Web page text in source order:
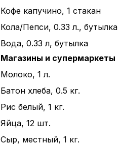
Кофе капучино, 1 стакан
Кола/Пепси, 0.33 л., бутылка
Вода, 0.33 л, бутылка
Магазины и супермаркеты
Молоко, 1 л.
Батон хлеба, 0.5 кг.
Рис белый, 1 кг.
Яйца, 12 шт.
Сыр, местный, 1 кг.